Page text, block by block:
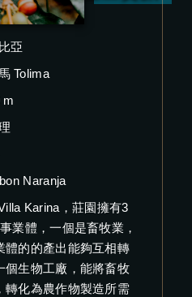
亞
Tolima
m
Naranja
Karina，莊園擁有3
業體，一個是畜牧業，
體的的產出能夠互相轉
個生物工廠，能將畜牧
轉化為農作物製造所需